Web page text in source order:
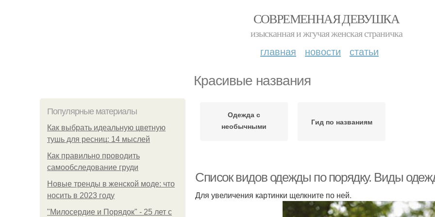
СОВРЕМЕННАЯ ДЕВУШКА
изысканная и жгучая женская страничка
главная новости статьи
Красивые названия
Популярные материалы
Как выбрать идеальную цветную
тушь для ресниц: 14 мыслей
Как правильно проводить
самообследование груди
Новые тренды в женской моде: что
носить в 2023 году
"Милосердие и Порядок" - 25 лет с
Одежда с
необычными
Гид по названиям
Список видов одежды по порядку. Виды
Для увеличения картинки щелкните по ней.